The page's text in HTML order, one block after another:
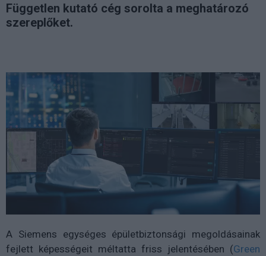
Független kutató cég sorolta a meghatározó
szereplőket.
A Siemens egységes épületbiztonsági megoldásainak
fejlett képességeit méltatta friss jelentésében (Green